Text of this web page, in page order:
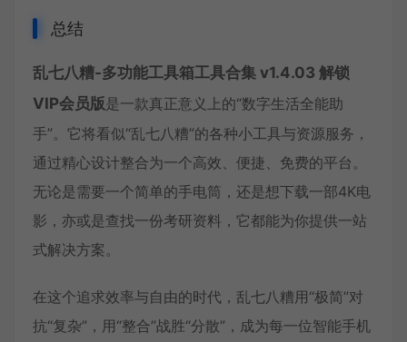
总结
乱七八糟-多功能工具箱工具合集 v1.4.03 解锁
VIP会员版是一款真正意义上的“数字生活全能助
手”。它将看似“乱七八糟”的各种小工具与资源服务，
通过精心设计整合为一个高效、便捷、免费的平台。
无论是需要一个简单的手电筒，还是想下载一部4K电
影，亦或是查找一份考研资料，它都能为你提供一站
式解决方案。
在这个追求效率与自由的时代，乱七八糟用“极简”对
抗“复杂”，用“整合”战胜“分散”，成为每一位智能手机